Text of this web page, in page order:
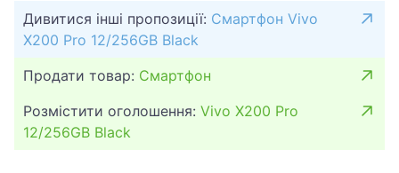
Дивитися інші пропозиції: Смартфон Vivo
X200 Pro 12/256GB Black
Продати товар: Смартфон
Розмістити оголошення: Vivo X200 Pro
12/256GB Black